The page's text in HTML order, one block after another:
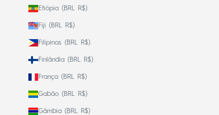
Etiópia (BRL R$)
Fiji (BRL R$)
Filipinas (BRL R$)
Finlândia (BRL R$)
França (BRL R$)
Gabão (BRL R$)
Gâmbia (BRL R$)